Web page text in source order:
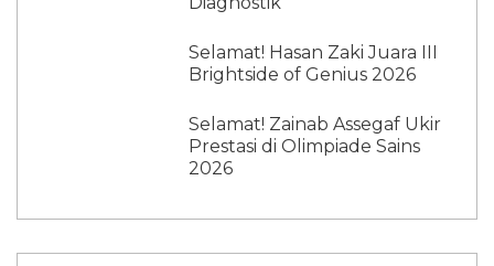
Selamat! Hasan Zaki Juara III
Brightside of Genius 2026
Selamat! Zainab Assegaf Ukir
Prestasi di Olimpiade Sains
2026